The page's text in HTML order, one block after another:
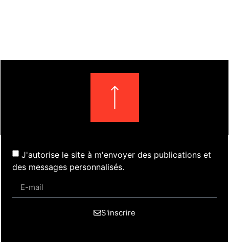
J'autorise le site à m'envoyer des publications et
des messages personnalisés.
S'inscrire